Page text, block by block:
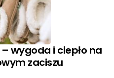
wygoda i ciepło na
zaciszu